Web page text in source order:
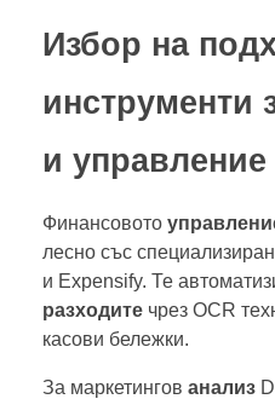
Избор на
инструменти
и управление
Финансовото
лесно със
и Expensify. Те
разходите чрез OCR
касови бележки.
За маркетингов анализ